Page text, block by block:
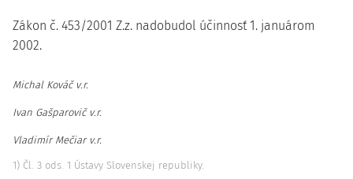
Zákon č. 453/2001 Z.z. nadobudol účinnosť 1. januárom
2002.
Michal Kováč v.r.
Ivan Gašparovič v.r.
Vladimír Mečiar v.r.
1) Čl. 3 ods. 1 Ústavy Slovenskej republiky.